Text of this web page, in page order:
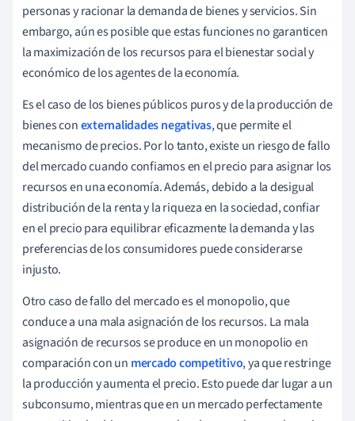
personas y racionar la demanda de bienes y servicios. Sin
embargo, aún es posible que estas funciones no garanticen
la maximización de los recursos para el bienestar social y
económico de los agentes de la economía.
Es el caso de los bienes públicos puros y de la producción de
bienes conexternalidades negativas, que permite el
mecanismo de precios. Por lo tanto, existe un riesgo de fallo
del mercado cuando confiamos en el precio para asignar los
recursos en una economía. Además, debido a la desigual
distribución de la renta y la riqueza en la sociedad, confiar
en el precio para equilibrar eficazmente la demanda y las
preferencias de los consumidores puede considerarse
injusto.
Otro caso de fallo del mercado es el monopolio, que
conduce a una mala asignación de los recursos. La mala
asignación de recursos se produce en un monopolio en
comparación con un mercado competitivo, ya que restringe
la producción y aumenta el precio. Esto puede dar lugar a un
subconsumo, mientras que en un mercado perfectamente